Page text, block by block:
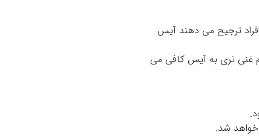
ترجیح می دهند آیس
غنی تری به آیس کافی می
خواهد شد.